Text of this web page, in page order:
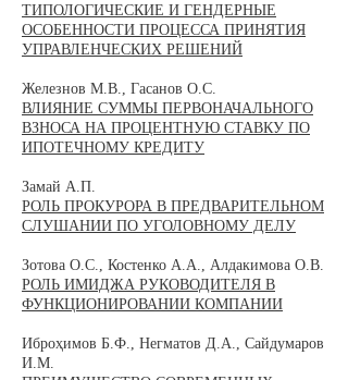
ТИПОЛОГИЧЕСКИЕ И ГЕНДЕРНЫЕ
ОСОБЕННОСТИ ПРОЦЕССА ПРИНЯТИЯ
УПРАВЛЕНЧЕСКИХ РЕШЕНИЙ
Железнов М.В., Гасанов О.С.
ВЛИЯНИЕ СУММЫ ПЕРВОНАЧАЛЬНОГО
ВЗНОСА НА ПРОЦЕНТНУЮ СТАВКУ ПО
ИПОТЕЧНОМУ КРЕДИТУ
Замай А.П.
РОЛЬ ПРОКУРОРА В ПРЕДВАРИТЕЛЬНОМ
СЛУШАНИИ ПО УГОЛОВНОМУ ДЕЛУ
Зотова О.С., Костенко А.А., Алдакимова О.В.
РОЛЬ ИМИДЖА РУКОВОДИТЕЛЯ В
ФУНКЦИОНИРОВАНИИ КОМПАНИИ
Иброҳимов Б.Ф., Негматов Д.А., Сайдумаров
И.М.